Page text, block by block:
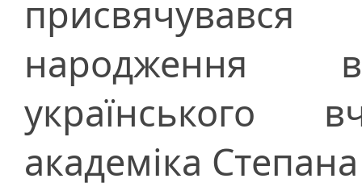
народження
українського
академіка